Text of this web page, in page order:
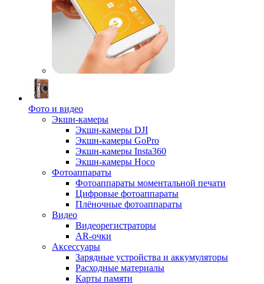
Фото и видео
Экшн-камеры
Экшн-камеры DJI
Экшн-камеры GoPro
Экшн-камеры Insta360
Экшн-камеры Hoco
Фотоаппараты
Фотоаппараты моментальной печати
Цифровые фотоаппараты
Плёночные фотоаппараты
Видео
Видеорегистраторы
AR-очки
Аксессуары
Зарядные устройства и аккумуляторы
Расходные материалы
Карты памяти